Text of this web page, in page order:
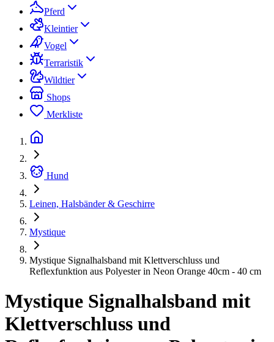
Pferd
Kleintier
Vogel
Terraristik
Wildtier
Shops
Merkliste
Hund
Leinen, Halsbänder & Geschirre
Mystique
Mystique Signalhalsband mit Klettverschluss und
Reflexfunktion aus Polyester in Neon Orange 40cm - 40 cm
Mystique Signalhalsband mit
Klettverschluss und